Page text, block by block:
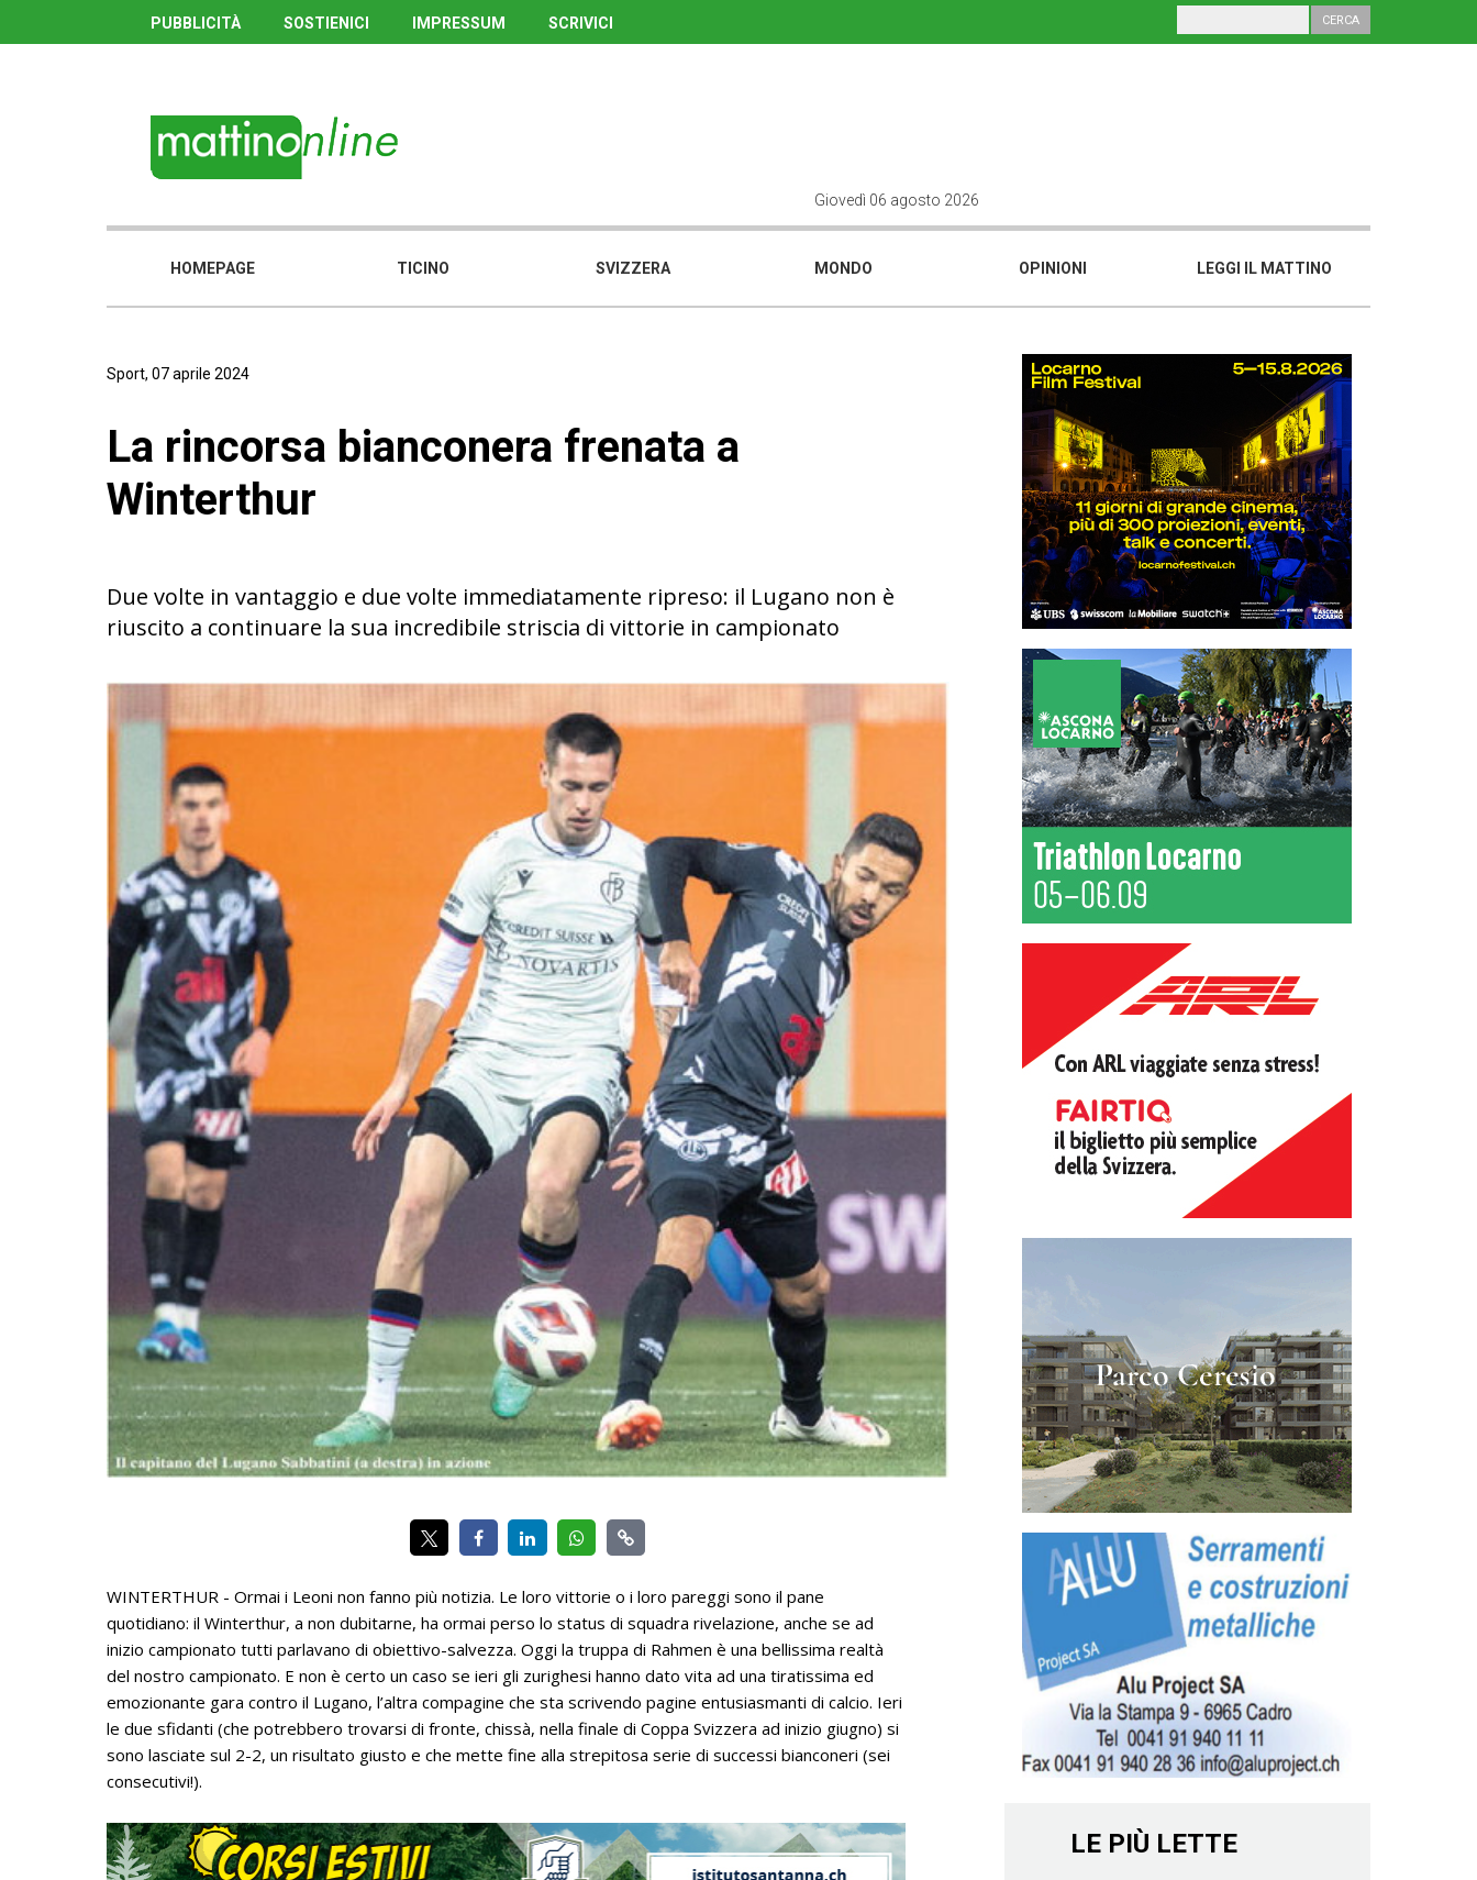
PUBBLICITÀ SOSTIENICI IMPRESSUM SCRIVICI
Giovedì 06 agosto 2026
HOMEPAGE TICINO SVIZZERA MONDO OPINIONI LEGGI IL MATTINO
Sport, 07 aprile 2024
La rincorsa bianconera frenata a
Winterthur
Due volte in vantaggio e due volte immediatamente ripreso: il Lugano non è
riuscito a continuare la sua incredibile striscia di vittorie in campionato
WINTERTHUR - Ormai i Leoni non fanno più notizia. Le loro vittorie o i loro pareggi sono il pane
quotidiano: il Winterthur, a non dubitarne, ha ormai perso lo status di squadra rivelazione, anche se ad
inizio campionato tutti parlavano di obiettivo-salvezza. Oggi la truppa di Rahmen è una bellissima realtà
del nostro campionato. E non è certo un caso se ieri gli zurighesi hanno dato vita ad una tiratissima ed
emozionante gara contro il Lugano, l’altra compagine che sta scrivendo pagine entusiasmanti di calcio. Ieri
le due sfidanti (che potrebbero trovarsi di fronte, chissà, nella finale di Coppa Svizzera ad inizio giugno) si
sono lasciate sul 2-2, un risultato giusto e che mette fine alla strepitosa serie di successi bianconeri (sei
consecutivi!).
LE PIÙ LETTE